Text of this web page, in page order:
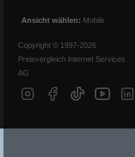
Ansicht wählen: Mobile
Copyright © 1997-2026
Preisvergleich Internet Services
AG